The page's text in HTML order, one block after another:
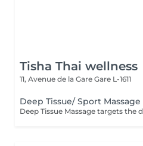
Tisha Thai wellness
11, Avenue de la Gare Gare L-1611
Deep Tissue/ Sport Massage